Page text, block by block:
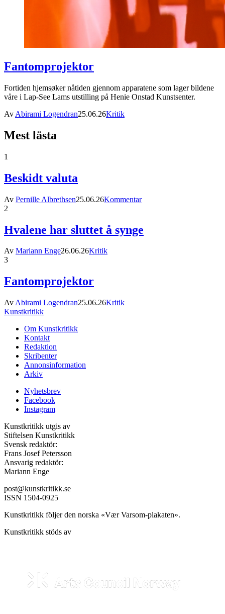
Fantomprojektor
Fortiden hjemsøker nåtiden gjennom apparatene som lager bildene
våre i Lap-See Lams utstilling på Henie Onstad Kunstsenter.
Av Abirami Logendran25.06.26Kritik
Mest lästa
1
Beskidt valuta
Av Pernille Albrethsen25.06.26Kommentar
2
Hvalene har sluttet å synge
Av Mariann Enge26.06.26Kritik
3
Fantomprojektor
Av Abirami Logendran25.06.26Kritik
Kunstkritikk
Om Kunstkritikk
Kontakt
Redaktion
Skribenter
Annonsinformation
Arkiv
Nyhetsbrev
Facebook
Instagram
Kunstkritikk utgis av
Stiftelsen Kunstkritikk
Svensk redaktör:
Frans Josef Petersson
Ansvarig redaktör:
Mariann Enge
post@kunstkritikk.se
ISSN 1504-0925
Kunstkritikk följer den norska «Vær Varsom-plakaten».
Kunstkritikk stöds av